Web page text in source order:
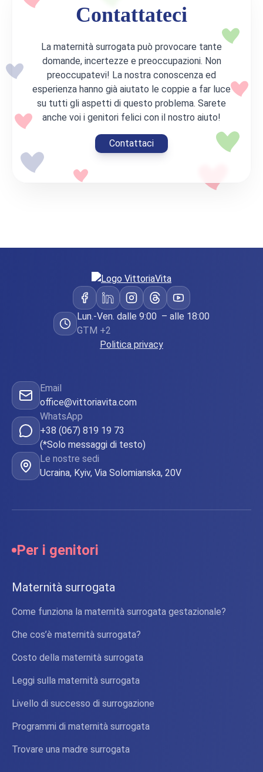
Contattateci
La maternità surrogata può provocare tante
domande, incertezze e preoccupazioni. Non
preoccupatevi! La nostra conoscenza ed
esperienza hanno già aiutato le coppie a far luce
su tutti gli aspetti di questo problema. Sarete
anche voi i genitori felici con il nostro aiuto!
Contattaci
Lun.-Ven. dalle 9:00 – alle 18:00
GTM +2
Politica privacy
Email
office@vittoriavita.com
WhatsApp
+38 (067) 819 19 73
(*Solo messaggi di testo)
Le nostre sedi
Ucraina, Kyiv, Via Solomianska, 20V
Per i genitori
Maternità surrogata
Come funziona la maternità surrogata gestazionale?
Che cos’è maternità surrogata?
Costo della maternità surrogata
Leggi sulla maternità surrogata
Livello di successo di surrogazione
Programmi di maternità surrogata
Trovare una madre surrogata